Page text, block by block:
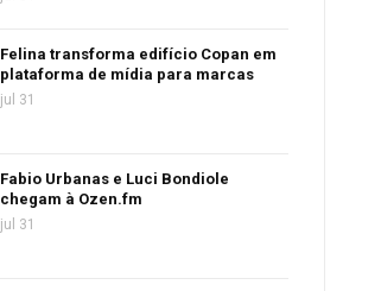
Felina transforma edifício Copan em
plataforma de mídia para marcas
jul 31
Fabio Urbanas e Luci Bondiole
chegam à Ozen.fm
jul 31